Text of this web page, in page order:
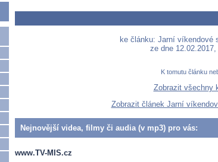
ke článku: Jarní víkendové
ze dne
K tomutu článku
Zobrazit všechny
Zobrazit článek Jarní
Nejnovější videa, filmy či audia (v mp3) pro vás:
www.TV-MIS.cz